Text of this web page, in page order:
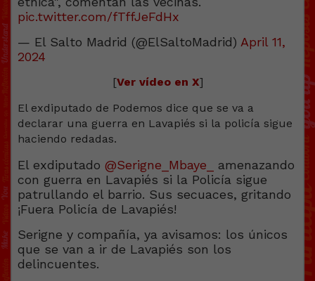
pic.twitter.com/fTffJeFdHx
— El Salto Madrid (@ElSaltoMadrid) April 11,
2024
[Ver vídeo en X]
El exdiputado de Podemos dice que se va a
declarar una guerra en Lavapiés si la policía sigue
haciendo redadas.
El exdiputado @Serigne_Mbaye_
amenazando
con guerra en Lavapiés si la Policía sigue
patrullando el barrio. Sus secuaces, gritando
¡Fuera Policía de Lavapiés!
Serigne y compañía, ya avisamos: los únicos
que se van a ir de Lavapiés son los
delincuentes.